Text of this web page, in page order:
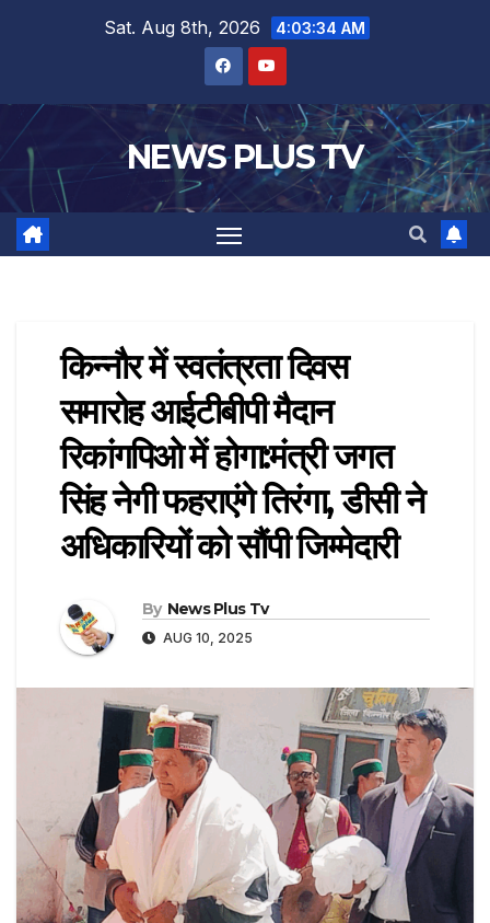
Sat. Aug 8th, 2026 4:03:34 AM
NEWS PLUS TV
किन्नौर में स्वतंत्रता दिवस
समारोह आईटीबीपी मैदान
रिकांगपिओ में होगा:मंत्री जगत
सिंह नेगी फहराएंगे तिरंगा, डीसी ने
अधिकारियों को सौंपी जिम्मेदारी
By News Plus Tv
AUG 10, 2025